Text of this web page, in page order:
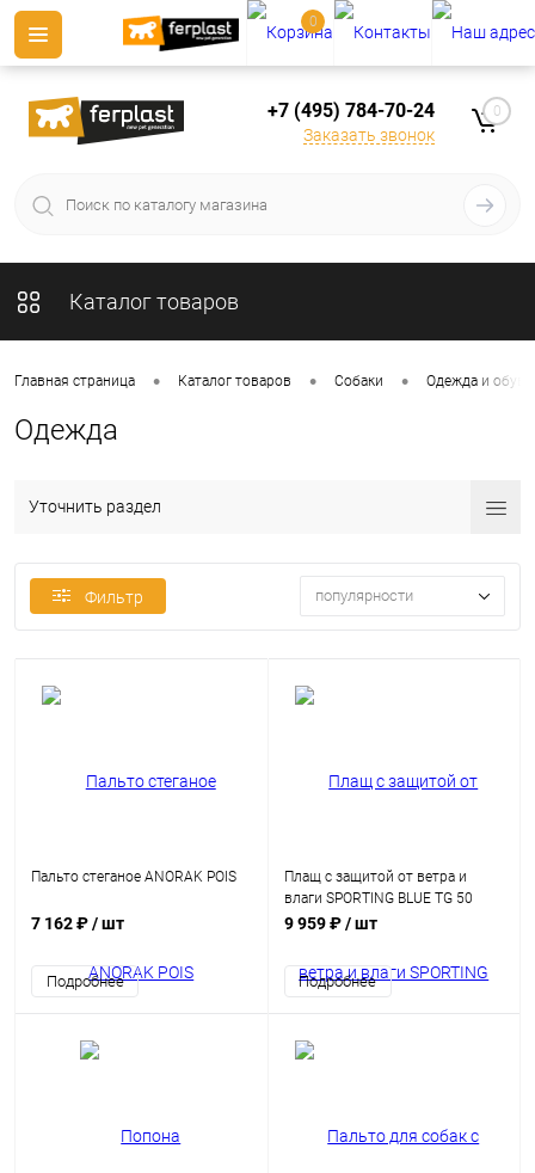
+7 (495) 784-70-24
Заказать звонок
0
Каталог товаров
Главная страница • Каталог товаров • Собаки • Одежда и обувь
Одежда
Уточнить раздел
Фильтр популярности
Пальто стеганое ANORAK POIS
7 162 ₽/ шт
Подробнее
Плащ с защитой от ветра и
влаги SPORTING BLUE TG 50
9 959 ₽/ шт
Подробнее
0